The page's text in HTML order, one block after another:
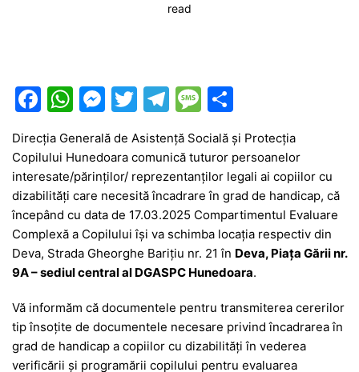
read
F
a
c
e
b
o
o
k
W
at
s
A
p
p
M
s
s
e
n
g
er
T
w
itt
er
T
e
gr
a
m
M
e
s
s
a
g
e
ar
ta
je
a
z
ă
Direcția Generală de Asistență Socială și Protecția
Copilului Hunedoara comunică tuturor persoanelor
interesate/părinților/ reprezentanților legali ai copiilor cu
dizabilități care necesită încadrare în grad de handicap, că
începând cu data de 17.03.2025 Compartimentul Evaluare
Complexă a Copilului își va schimba locația respectiv din
Deva, Strada Gheorghe Barițiu nr. 21 în Deva, Piața Gării nr.
9A – sediul central al DGASPC Hunedoara.
Vă informăm că documentele pentru transmiterea cererilor
tip însoțite de documentele necesare privind încadrarea în
grad de handicap a copiilor cu dizabilități în vederea
verificării și programării copilului pentru evaluarea